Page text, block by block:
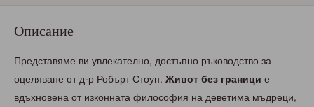
Описание
Представяме ви увлекателно, достъпно ръководство за
оцеляване от д-р Робърт Стоун. Живот без граници е
вдъхновена от изконната философия на деветима мъдреци,